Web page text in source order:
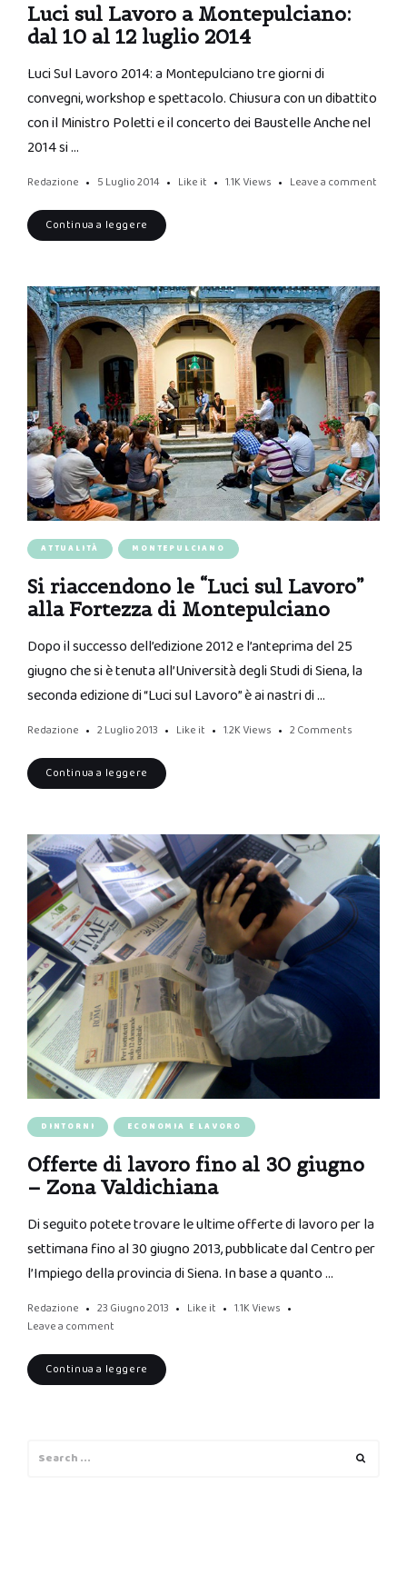
Luci sul Lavoro a Montepulciano:
dal 10 al 12 luglio 2014
Luci Sul Lavoro 2014: a Montepulciano tre giorni di
convegni, workshop e spettacolo. Chiusura con un dibattito
con il Ministro Poletti e il concerto dei Baustelle Anche nel
2014 si …
Redazione 5 Luglio 2014 Like it 1.1K Views Leave a comment
Continua a leggere
ATTUALITÀ MONTEPULCIANO
Si riaccendono le “Luci sul Lavoro”
alla Fortezza di Montepulciano
Dopo il successo dell’edizione 2012 e l’anteprima del 25
giugno che si è tenuta all’Università degli Studi di Siena, la
seconda edizione di “Luci sul Lavoro” è ai nastri di …
Redazione 2 Luglio 2013 Like it 1.2K Views 2 Comments
Continua a leggere
DINTORNI ECONOMIA E LAVORO
Offerte di lavoro fino al 30 giugno
– Zona Valdichiana
Di seguito potete trovare le ultime offerte di lavoro per la
settimana fino al 30 giugno 2013, pubblicate dal Centro per
l’Impiego della provincia di Siena. In base a quanto …
Redazione 23 Giugno 2013 Like it 1.1K Views
Leave a comment
Continua a leggere
for: